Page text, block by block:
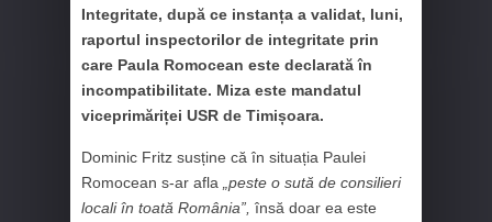
Integritate, după ce instanța a validat, luni,
raportul inspectorilor de integritate prin
care Paula Romocean este declarată în
incompatibilitate. Miza este mandatul
viceprimăriței USR de Timișoara.
Dominic Fritz susține că în situația Paulei
Romocean s-ar afla
„peste o sută de consilieri
locali în toată România”, însă doar ea este